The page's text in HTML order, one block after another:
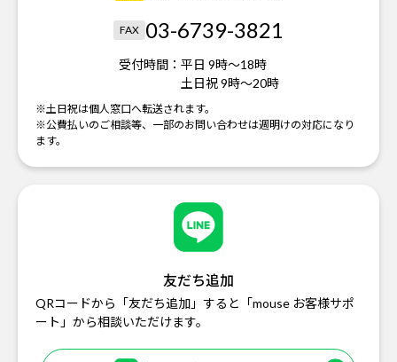
FAX 03-6739-3821
受付時間： 平日 9時～18時
土日祝 9時～20時
※土日祝は個人窓口へ転送されます。
※公費払いのご相談等、一部のお問い合わせは週明けの対応になり
ます。
友だち追加
QRコードから「友だち追加」すると「mouse お客様サポ
ート」から相談いただけます。